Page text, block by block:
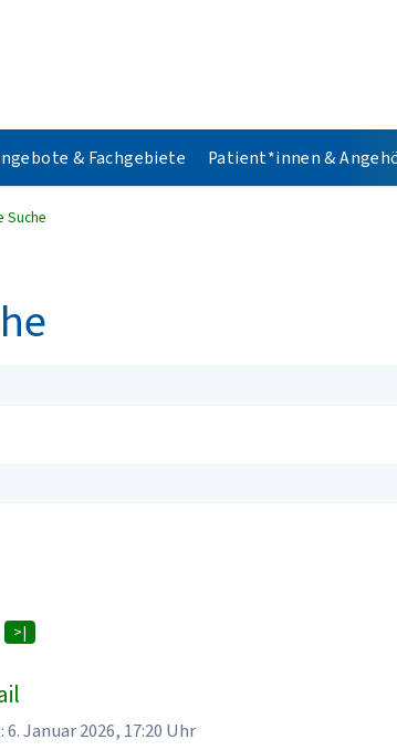
& Fachgebiete Patient*innen &
Suche
>|
Januar 2026, 17:20 Uhr